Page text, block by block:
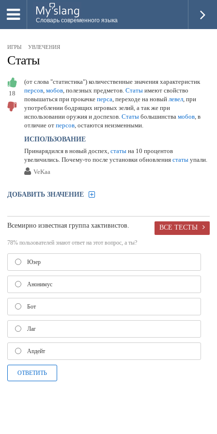
Словарь современного языка
НОВОЕ
ПОПУЛЯРНОЕ
ПРОВЕРИТЬ ЗНАНИЯ
ДОБАВИТЬ СЛОВО
ПРОСВЕТИТЕЛИ
ВОЙТИ
ИГРЫ УВЛЕЧЕНИЯ
Статы
18
(от слова "статистика") количественные значения характеристик
персов, мобов, полезных предметов. Статы имеют свойство
повышаться при прокачке перса, переходе на новый левел, при
употреблении бодрящих игровых зелий, а так же при
использовании оружия и доспехов. Статы большинства мобов, в
отличие от персов, остаются неизменными.
ИСПОЛЬЗОВАНИЕ
Принарядился в новый доспех, статы на 10 процентов
увеличились. Почему-то после установки обновления статы упали.
VeKaa
ДОБАВИТЬ ЗНАЧЕНИЕ
ВСЕ ТЕСТЫ
Всемирно известная группа хактивистов.
78% пользователей знают ответ на этот вопрос, а ты?
Юзер
Анонимус
Бот
Лаг
Апдейт